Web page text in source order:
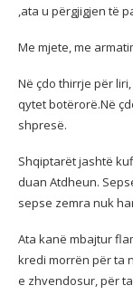
,ata u përgjigjen të
Me mjete, me
Në çdo thirrje për
qytet botërorë.Në
shpresë.
Shqiptarët jashtë
duan Atdheun.
sepse zemra nuk
Ata kanë mbajtur
kredi morrën për ta
e zhvendosur, për